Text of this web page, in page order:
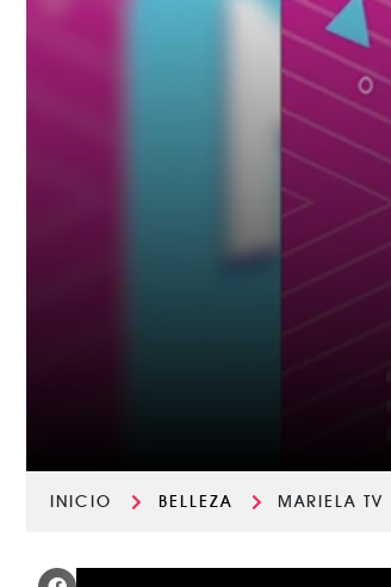
FARÁNDULA
VER MÁS
INICIO BELLEZA MARIELA TV